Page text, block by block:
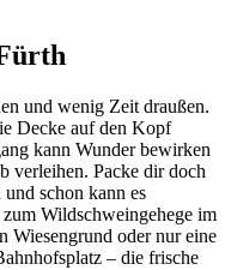
und wenig Zeit draußen.
Decke auf den Kopf
kann Wunder bewirken
verleihen. Packe dir doch
schon kann es
Wildschweingehege im
Wiesengrund oder nur eine
– die frische